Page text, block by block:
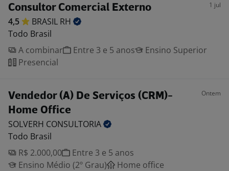
Consultor Comercial Externo 1 jul
4,5 BRASIL RH
Todo Brasil
A combinar
Entre 3 e 5 anos
Ensino Superior
Presencial
Vendedor (A) De Serviços (CRM)-
Home Office
Ontem
SOLVERH CONSULTORIA
Todo Brasil
R$ 2.000,00
Entre 3 e 5 anos
Ensino Médio (2º Grau)
Home office